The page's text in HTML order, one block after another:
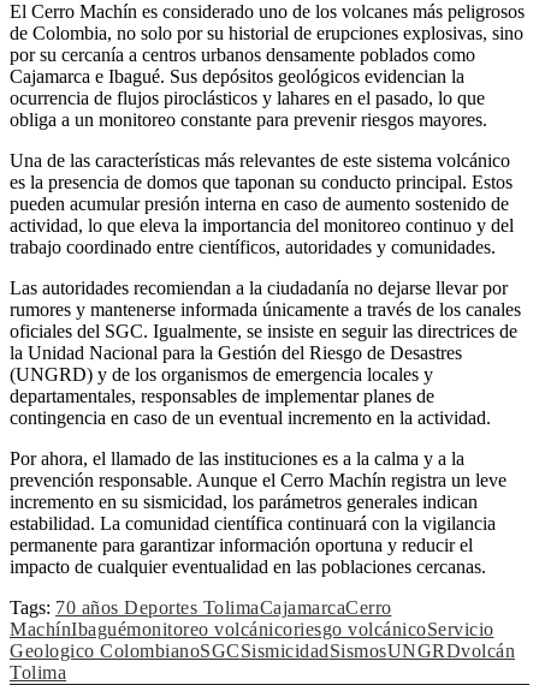
El Cerro Machín es considerado uno de los volcanes más peligrosos
de Colombia, no solo por su historial de erupciones explosivas, sino
por su cercanía a centros urbanos densamente poblados como
Cajamarca e Ibagué. Sus depósitos geológicos evidencian la
ocurrencia de flujos piroclásticos y lahares en el pasado, lo que
obliga a un monitoreo constante para prevenir riesgos mayores.
Una de las características más relevantes de este sistema volcánico
es la presencia de domos que taponan su conducto principal. Estos
pueden acumular presión interna en caso de aumento sostenido de
actividad, lo que eleva la importancia del monitoreo continuo y del
trabajo coordinado entre científicos, autoridades y comunidades.
Las autoridades recomiendan a la ciudadanía no dejarse llevar por
rumores y mantenerse informada únicamente a través de los canales
oficiales del SGC. Igualmente, se insiste en seguir las directrices de
la Unidad Nacional para la Gestión del Riesgo de Desastres
(UNGRD) y de los organismos de emergencia locales y
departamentales, responsables de implementar planes de
contingencia en caso de un eventual incremento en la actividad.
Por ahora, el llamado de las instituciones es a la calma y a la
prevención responsable. Aunque el Cerro Machín registra un leve
incremento en su sismicidad, los parámetros generales indican
estabilidad. La comunidad científica continuará con la vigilancia
permanente para garantizar información oportuna y reducir el
impacto de cualquier eventualidad en las poblaciones cercanas.
Tags: 70 años Deportes TolimaCajamarcaCerro
MachínIbaguémonitoreo volcánicoriesgo volcánicoServicio
Geologico ColombianoSGCSismicidadSismosUNGRDvolcán
Tolima